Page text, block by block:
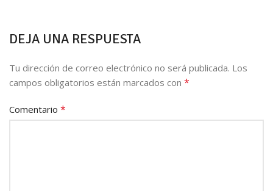
DEJA UNA RESPUESTA
Tu dirección de correo electrónico no será publicada. Los
campos obligatorios están marcados con *
Comentario *